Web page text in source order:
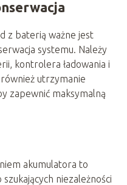
z baterią ważne jest
systemu. Należy
kontrolera ładowania i
również utrzymanie
zapewnić maksymalną
akumulatora to
niezależności